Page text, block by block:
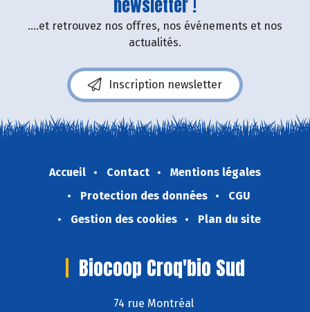
newsletter !
....et retrouvez nos offres, nos événements et nos
actualités.
Inscription newsletter
Accueil Contact
Mentions légales
Protection des données
CGU
Gestion des cookies
Plan du site
Biocoop Croq'bio Sud
74 rue Montréal